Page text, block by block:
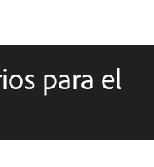
para el